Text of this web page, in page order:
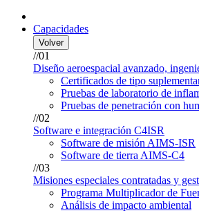
Capacidades
Volver
//01
Diseño aeroespacial avanzado,
Certificados de tipo
Pruebas de laboratorio de
Pruebas de penetración con
//02
Software e integración C4ISR
Software de misión AIMS-ISR
Software de tierra AIMS-C4
//03
Misiones especiales contratadas y
Programa Multiplicador de
Análisis de impacto ambiental